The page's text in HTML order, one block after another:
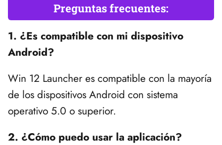
Preguntas frecuentes:
1. ¿Es compatible con mi dispositivo
Android?
Win 12 Launcher es compatible con la mayoría
de los dispositivos Android con sistema
operativo 5.0 o superior.
2. ¿Cómo puedo usar la aplicación?